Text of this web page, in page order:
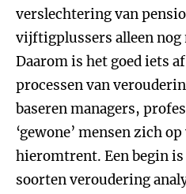
verslechtering van
vijftigplussers alleen nog
Daarom is het goed iets
processen van
baseren managers,
‘gewone’ mensen zich
hieromtrent. Een begin
soorten veroudering